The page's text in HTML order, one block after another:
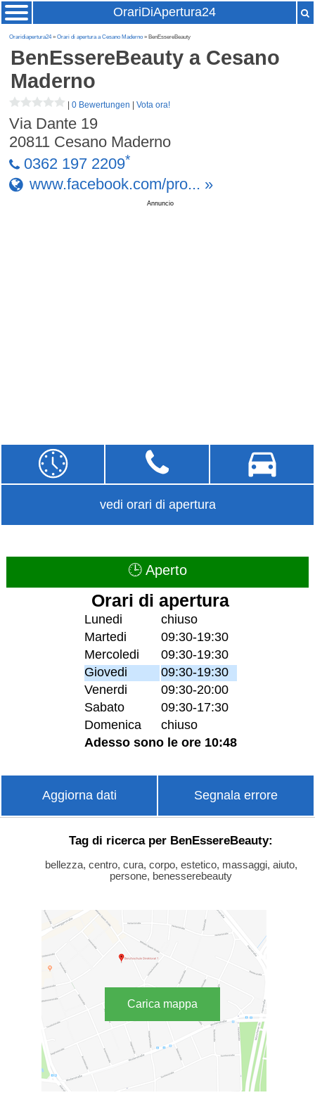
OrariDiApertura24
Oraridiapertura24»Orari di apertura a Cesano Maderno » BenEssereBeauty
BenEssereBeauty a Cesano
Maderno
|0 Bewertungen |Vota ora!
Via Dante 19
20811 Cesano Maderno
0362 197 2209*
www.facebook.com/pro... »
Annuncio
vedi orari di apertura
🕒 Aperto
Orari di apertura
Lunedi
chiuso
Martedi
09:30-19:30
Mercoledi
09:30-19:30
Giovedi
09:30-19:30
Venerdi
09:30-20:00
Sabato
09:30-17:30
Domenica
chiuso
Adesso sono le ore 10:48
Aggiorna dati Segnala errore
Tag di ricerca per BenEssereBeauty:
bellezza, centro, cura, corpo, estetico, massaggi, aiuto,
persone, benesserebeauty
Carica mappa